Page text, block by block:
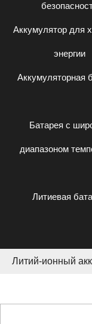
Аккумулятор для
энергии
Аккумуляторная
Батарея с
диапазоном
Литиевая
Литий-ионный